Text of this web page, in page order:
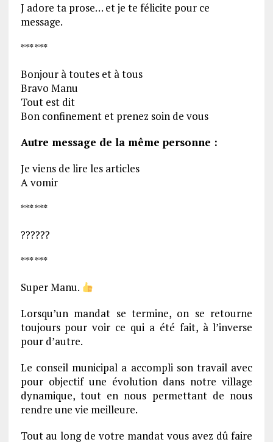
J adore ta prose… et je te félicite pour ce
message.
*** ***
Bonjour à toutes et à tous
Bravo Manu
Tout est dit
Bon confinement et prenez soin de vous
Autre message de la même personne :
Je viens de lire les articles
A vomir
*** ***
??????
*** ***
Super Manu.
Lorsqu’un mandat se termine, on se retourne
toujours pour voir ce qui a été fait, à l’inverse
pour d’autre.
Le conseil municipal a accompli son travail avec
pour objectif une évolution dans notre village
dynamique, tout en nous permettant de nous
rendre une vie meilleure.
Tout au long de votre mandat vous avez dû faire